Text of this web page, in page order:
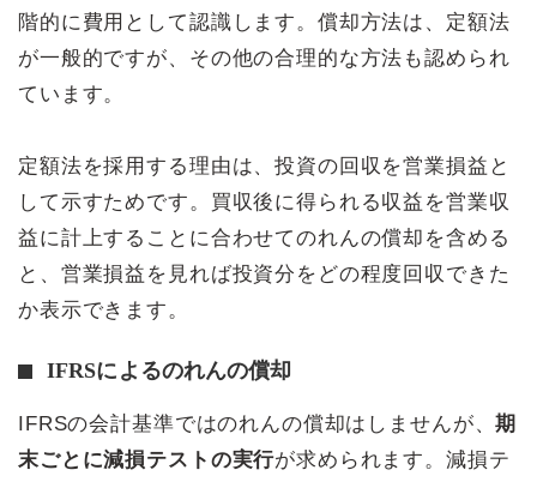
階的に費用として認識します。償却方法は、定額法
が一般的ですが、その他の合理的な方法も認められ
ています。
定額法を採用する理由は、投資の回収を営業損益と
して示すためです。買収後に得られる収益を営業収
益に計上することに合わせてのれんの償却を含める
と、営業損益を見れば投資分をどの程度回収できた
か表示できます。
IFRSによるのれんの償却
IFRSの会計基準ではのれんの償却はしませんが、期
末ごとに減損テストの実行が求められます。減損テ